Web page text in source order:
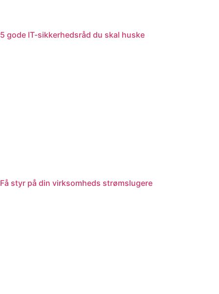
5 gode IT-sikkerhedsråd du skal huske
Få styr på din virksomheds strømslugere